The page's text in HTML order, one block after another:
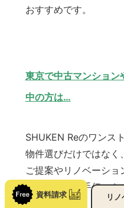
おすすめです。
東京で中古マンション
中の方は…
SHUKEN Reのワンス
物件選びだけではなく
ご提案やリノベーシ
ストップでお手伝い
資料請求 リノ